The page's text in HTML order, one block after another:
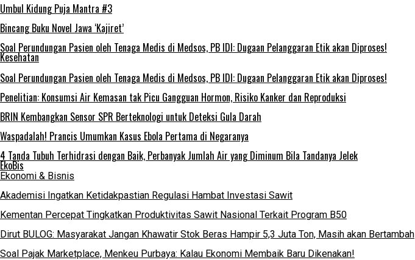
Umbul Kidung Puja Mantra #3
Bincang Buku Novel Jawa ‘Kajiret’
Soal Perundungan Pasien oleh Tenaga Medis di Medsos, PB IDI: Dugaan Pelanggaran Etik akan Diproses!
Kesehatan
Soal Perundungan Pasien oleh Tenaga Medis di Medsos, PB IDI: Dugaan Pelanggaran Etik akan Diproses!
Penelitian: Konsumsi Air Kemasan tak Picu Gangguan Hormon, Risiko Kanker dan Reproduksi
BRIN Kembangkan Sensor SPR Berteknologi untuk Deteksi Gula Darah
Waspadalah! Prancis Umumkan Kasus Ebola Pertama di Negaranya
4 Tanda Tubuh Terhidrasi dengan Baik, Perbanyak Jumlah Air yang Diminum Bila Tandanya Jelek
EkoBis
Ekonomi & Bisnis
Akademisi Ingatkan Ketidakpastian Regulasi Hambat Investasi Sawit
Kementan Percepat Tingkatkan Produktivitas Sawit Nasional Terkait Program B50
Dirut BULOG: Masyarakat Jangan Khawatir Stok Beras Hampir 5,3 Juta Ton, Masih akan Bertambah
Soal Pajak Marketplace, Menkeu Purbaya: Kalau Ekonomi Membaik Baru Dikenakan!